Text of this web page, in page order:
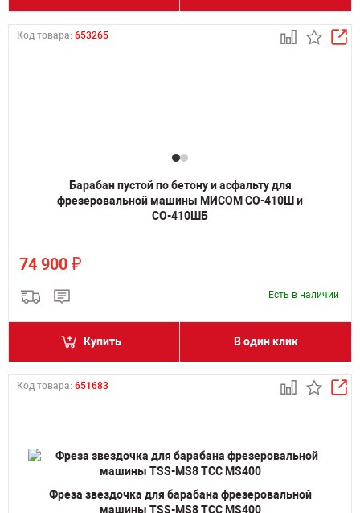
Код товара: 653265
Барабан пустой по бетону и асфальту для
фрезеровальной машины МИСОМ СО-410Ш и
СО-410ШБ
74 900 ₽
Есть в наличии
Купить В один клик
Код товара: 651683
Фреза звездочка для барабана фрезеровальной
машины TSS-MS8 ТСС MS400